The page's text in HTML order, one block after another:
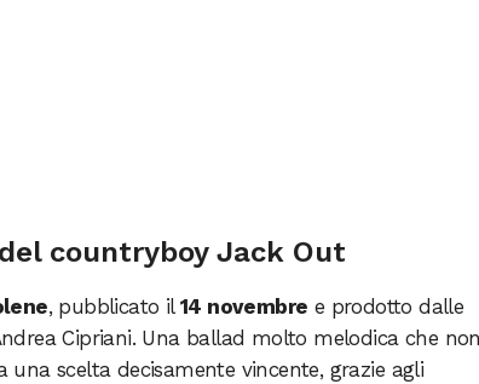
countryboy Jack Out
, pubblicato il 14 novembre e prodotto dalle
Cipriani. Una ballad molto melodica che
scelta decisamente vincente, grazie agli